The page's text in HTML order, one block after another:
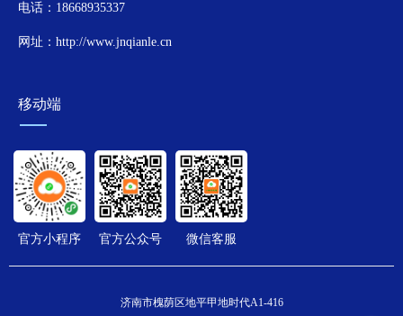
电话：18668935337
网址：http://www.jnqianle.cn
移动端
官方小程序 官方公众号 微信客服
济南市槐荫区地平甲地时代A1-416